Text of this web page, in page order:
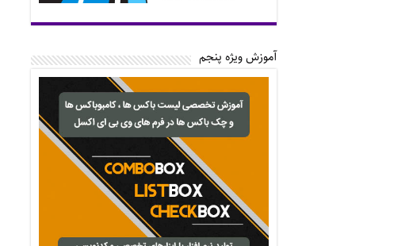
آموزش ویژه پنجم